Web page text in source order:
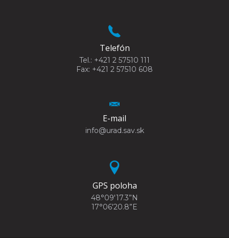
Telefón
Tel.: +421 2 57510 111
Fax: +421 2 57510 608
E-mail
info@urad.sav.sk
GPS poloha
48°09'17.3”N
17°06'20.8”E